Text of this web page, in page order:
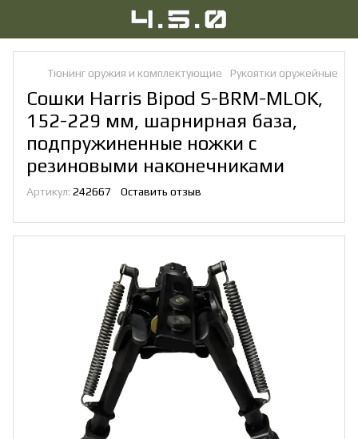
Тюнинг оружия и комплектующие Рукоятки оружейные
Сошки Harris Bipod S-BRM-MLOK,
152-229 мм, шарнирная база,
подпружиненные ножки с
резиновыми наконечниками
Артикул: 242667 Оставить отзыв